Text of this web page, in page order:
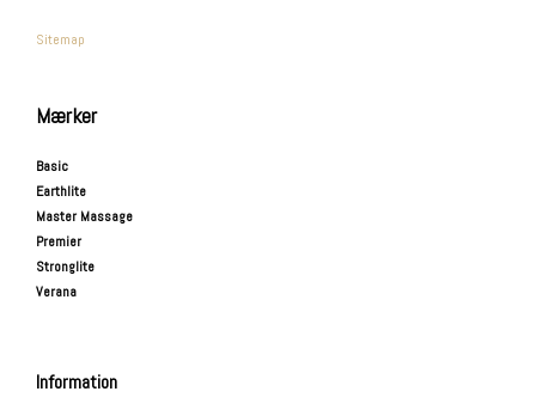
Sitemap
Mærker
Basic
Earthlite
Master Massage
Premier
Stronglite
Verana
Information